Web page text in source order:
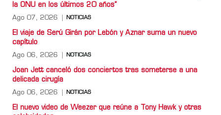
la ONU en los últimos 20 años”
Ago 07, 2026 NOTICIAS
El viaje de Serú Girán por Lebón y Aznar suma un nuevo
capítulo
Ago 06, 2026 NOTICIAS
Joan Jett canceló dos conciertos tras someterse a una
delicada cirugía
Ago 06, 2026 NOTICIAS
El nuevo video de Weezer que reúne a Tony Hawk y otras